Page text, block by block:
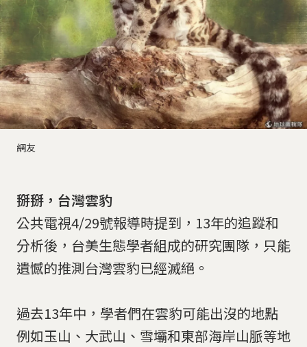
網友
掰掰，台灣雲豹
公共電視4/29號報導時提到，13年的追蹤和
分析後，台美生態學者組成的研究團隊，只能
遺憾的推測台灣雲豹已經滅絕。
過去13年中，學者們在雲豹可能出沒的地點
例如玉山、大武山、雪壩和東部海岸山脈等地